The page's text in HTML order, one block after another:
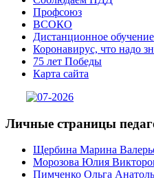
Профсоюз
ВСОКО
Дистанционное обучение
Коронавирус, что надо
75 лет Победы
Карта сайта
Личные страницы
Щербина Марина
Морозова Юлия
Пимченко Ольга